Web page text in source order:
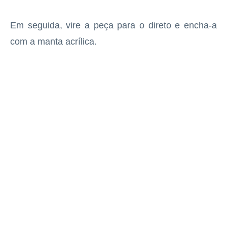
Em seguida, vire a peça para o direto e encha-a
com a manta acrílica.